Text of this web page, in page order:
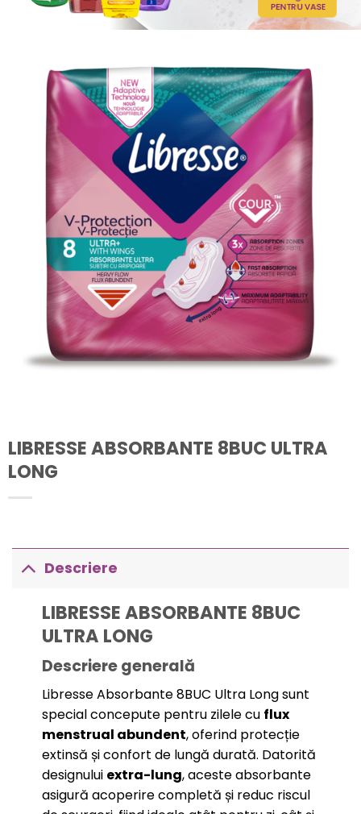
LIBRESSE ABSORBANTE 8BUC ULTRA
LONG
Descriere
LIBRESSE ABSORBANTE 8BUC
ULTRA LONG
Descriere generală
Libresse Absorbante 8BUC Ultra Long sunt
special concepute pentru zilele cu flux
menstrual abundent, oferind protecție
extinsă și confort de lungă durată. Datorită
designului extra-lung, aceste absorbante
asigură acoperire completă și reduc riscul